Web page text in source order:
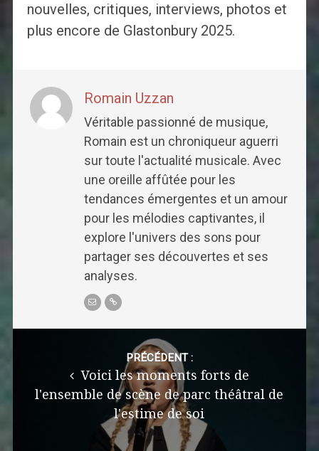
nouvelles, critiques, interviews, photos et
plus encore de Glastonbury 2025.
Romain Uzzan
Véritable passionné de musique,
Romain est un chroniqueur aguerri
sur toute l'actualité musicale. Avec
une oreille affûtée pour les
tendances émergentes et un amour
pour les mélodies captivantes, il
explore l'univers des sons pour
partager ses découvertes et ses
analyses.
PRÉCÉDENT :
Voici les moments forts de
l'ensemble de scène de parc théâtral de
l'estime de soi